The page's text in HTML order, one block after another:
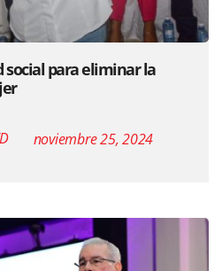
social para eliminar la
noviembre 25, 2024